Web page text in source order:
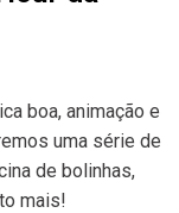
boa, animação e
uma série de
de bolinhas,
mais!